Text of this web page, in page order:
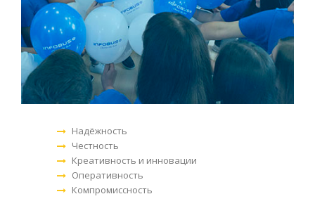
Надёжность
Честность
Креативность и инновации
Оперативность
Компромиссность